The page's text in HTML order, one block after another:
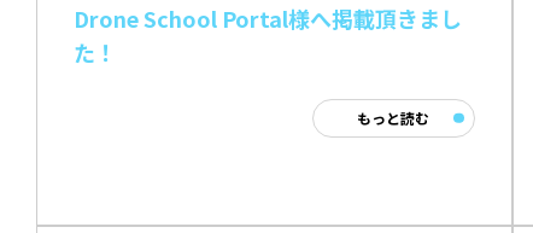
Drone School Portal様へ掲載頂きまし
た！
もっと読む